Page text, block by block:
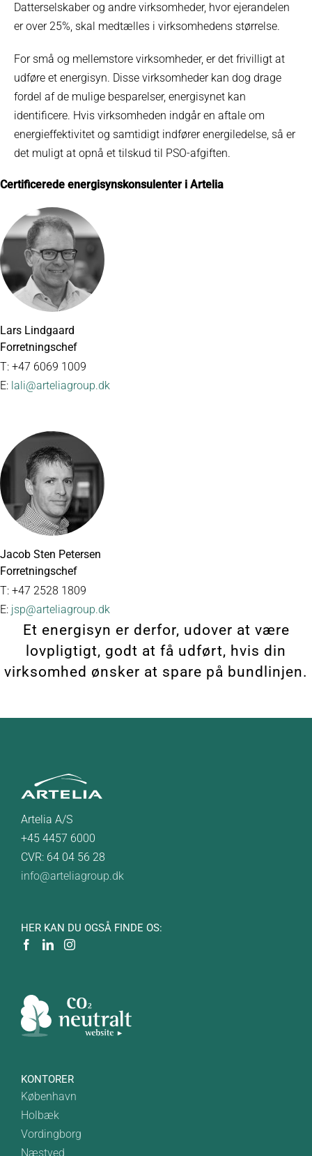
Datterselskaber og andre virksomheder, hvor ejerandelen
er over 25%, skal medtælles i virksomhedens størrelse.
For små og mellemstore virksomheder, er det frivilligt at
udføre et energisyn. Disse virksomheder kan dog drage
fordel af de mulige besparelser, energisynet kan
identificere. Hvis virksomheden indgår en aftale om
energieffektivitet og samtidigt indfører energiledelse, så er
det muligt at opnå et tilskud til PSO-afgiften.
Certificerede energisynskonsulenter i Artelia
Lars Lindgaard
Forretningschef
T: +47 6069 1009
E: lali@arteliagroup.dk
Jacob Sten Petersen
Forretningschef
T: +47 2528 1809
E: jsp@arteliagroup.dk
Et energisyn er derfor, udover at være
lovpligtigt, godt at få udført, hvis din
virksomhed ønsker at spare på bundlinjen.
Artelia A/S
+45 4457 6000
CVR: 64 04 56 28
info@arteliagroup.dk
HER KAN DU OGSÅ FINDE OS:
KONTORER
København
Holbæk
Vordingborg
Næstved